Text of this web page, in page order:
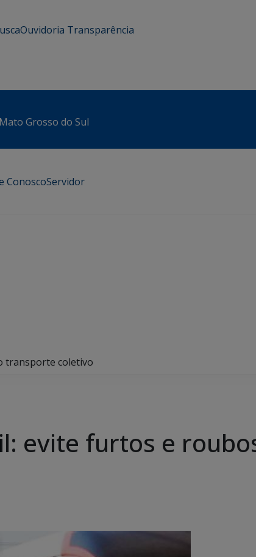
Ouvidoria Transparência
Grosso do Sul
ConoscoServidor
transporte coletivo
evite furtos e